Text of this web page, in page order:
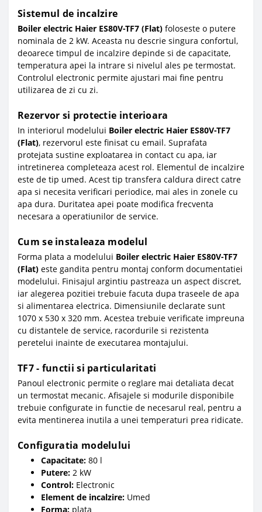
Sistemul de incalzire
Boiler electric Haier ES80V-TF7 (Flat) foloseste o putere
nominala de 2 kW. Aceasta nu descrie singura confortul,
deoarece timpul de incalzire depinde si de capacitate,
temperatura apei la intrare si nivelul ales pe termostat.
Controlul electronic permite ajustari mai fine pentru
utilizarea de zi cu zi.
Rezervor si protectie interioara
In interiorul modelului Boiler electric Haier ES80V-TF7
(Flat), rezervorul este finisat cu email. Suprafata
protejata sustine exploatarea in contact cu apa, iar
intretinerea completeaza acest rol. Elementul de incalzire
este de tip umed. Acest tip transfera caldura direct catre
apa si necesita verificari periodice, mai ales in zonele cu
apa dura. Duritatea apei poate modifica frecventa
necesara a operatiunilor de service.
Cum se instaleaza modelul
Forma plata a modelului Boiler electric Haier ES80V-TF7
(Flat) este gandita pentru montaj conform documentatiei
modelului. Finisajul argintiu pastreaza un aspect discret,
iar alegerea pozitiei trebuie facuta dupa traseele de apa
si alimentarea electrica. Dimensiunile declarate sunt
1070 x 530 x 320 mm. Acestea trebuie verificate impreuna
cu distantele de service, racordurile si rezistenta
peretelui inainte de executarea montajului.
TF7 - functii si particularitati
Panoul electronic permite o reglare mai detaliata decat
un termostat mecanic. Afisajele si modurile disponibile
trebuie configurate in functie de necesarul real, pentru a
evita mentinerea inutila a unei temperaturi prea ridicate.
Configuratia modelului
Capacitate: 80 l
Putere: 2 kW
Control: Electronic
Element de incalzire: Umed
Forma: plata